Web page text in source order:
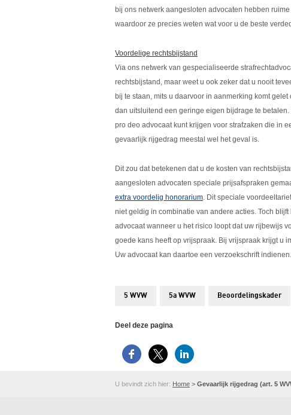
bij ons netwerk aangesloten advocaten hebben
waardoor ze precies weten wat voor u de beste
Voordelige rechtsbijstand
Via ons netwerk van gespecialiseerde
rechtsbijstand, maar weet u ook zeker dat u nooit
bij te staan, mits u daarvoor in aanmerking komt gelet
dan uitsluitend een geringe eigen bijdrage te
pro deo advocaat kunt krijgen voor strafzaken die in
gevaarlijk rijgedrag meestal wel het geval is.
Dit zou dat betekenen dat u de kosten van
aangesloten advocaten speciale prijsafspraken
extra voordelig honorarium. Dit speciale
niet geldig in combinatie van andere acties. Toch
advocaat wanneer u het risico loopt dat uw rijbewijs
goede kans heeft op vrijspraak. Bij vrijspraak krijgt u
Uw advocaat kan daartoe een verzoekschrift indienen.
5 WVW 5a WVW Beoordelingskader
Deel deze pagina
U bevindt zich hier: Home > Gevaarlijk rijgedrag (art. 5